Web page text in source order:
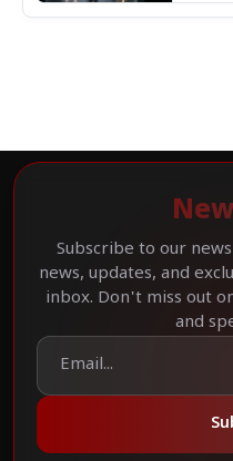
Subscribe to our
news, updates, and
inbox. Don't miss out
and